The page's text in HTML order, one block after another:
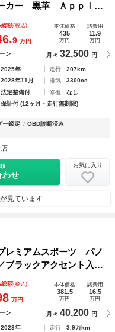
カー 黒革 Ａｐｐｌｅ
ｔｏ シートヒーター／
０度ビュー レーダーク
トゲート 純正ＡＷ
総額(税込)
9 万円
本体価格
435
万円
諸費用
11.9
万円
ン 月々 32,500 円
2025年 走行
207km
2028年11月 排気
3300cc
法定整備付 修復
なし
保証付 (12ヶ月・走行無制限)
ー鑑定
OBD診断済み
わせ
お気に入り
が見ています
レミアムスポーツ パノ
ブラックアクセント入革
煙車／フロントエアロ
ビ／アップルカープレイ
総額(税込)
万円
本体価格
381.5
万円
諸費用
16.5
万円
ン 月々 40,200 円
2023年 走行
3.9万km